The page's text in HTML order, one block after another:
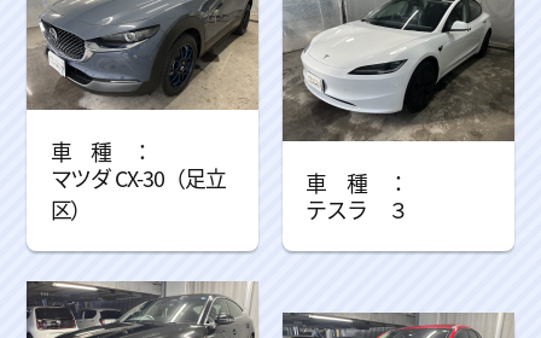
マツダ CX-30（足立
区）
テスラ ３